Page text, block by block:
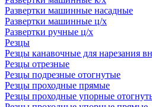
Развертки машинные насадные
Развертки машинные ц/х
Развертки ручные ц/х
Резцы
Резцы канавочные для нарезания
Резцы отрезные
Резцы подрезные отогнутые
Резцы проходные прямые
Резцы проходные упорные